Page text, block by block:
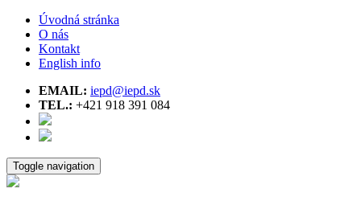
Úvodná stránka
O nás
Kontakt
English info
EMAIL: iepd@iepd.sk
TEL.: +421 918 391 084
Toggle navigation